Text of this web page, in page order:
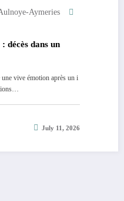
Aymeries
décès dans un
vive émotion après un i
July 11, 2026